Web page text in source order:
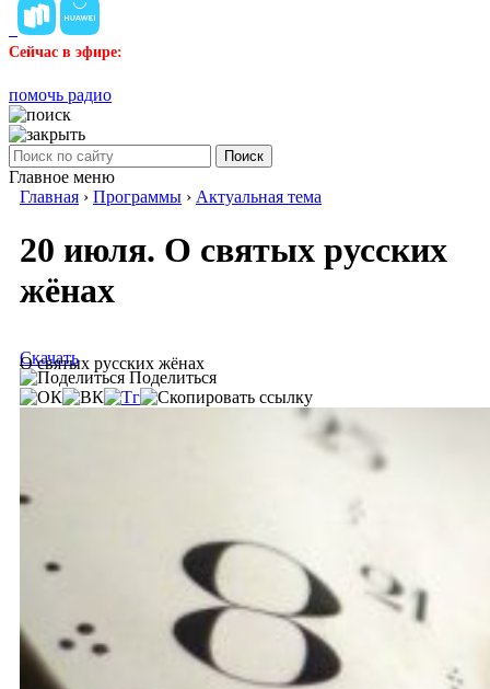
Сейчас в эфире:
помочь радио
Поиск
Главное меню
Главная › Программы › Актуальная тема
20 июля. О святых русских
жёнах
О святых русских жёнах
Скачать
Поделиться